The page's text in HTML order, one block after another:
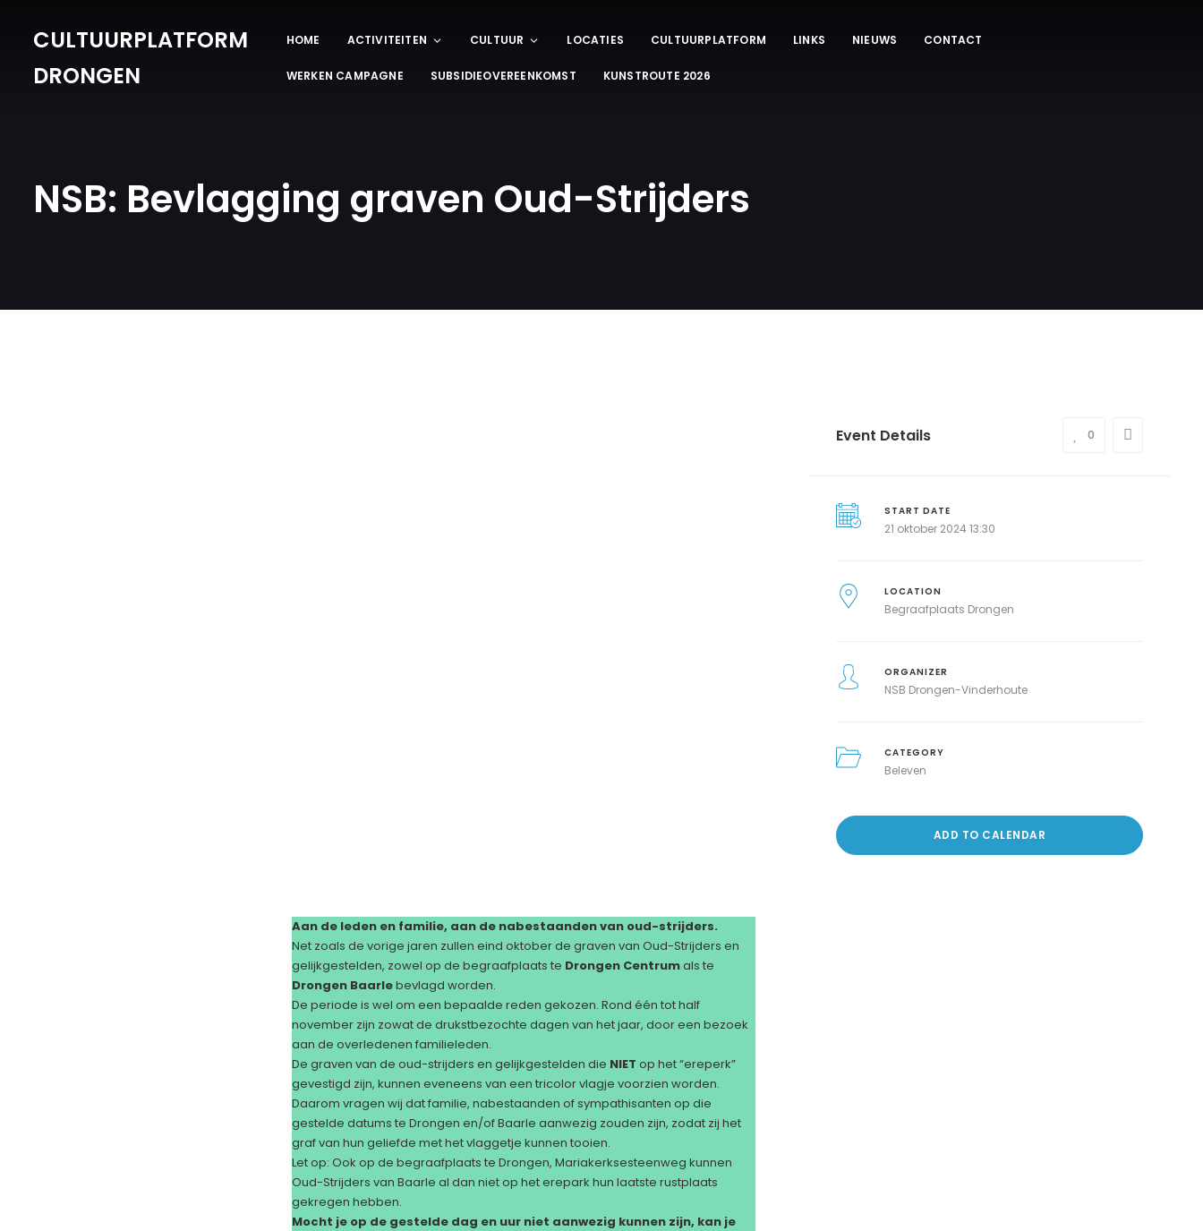
CULTUURPLATFORM
DRONGEN
HOME ACTIVITEITEN CULTUUR LOCATIES CULTUURPLATFORM LINKS NIEUWS CONTACT
WERKEN CAMPAGNE SUBSIDIEOVEREENKOMST KUNSTROUTE 2026
NSB: Bevlagging graven Oud-Strijders
Aan de leden en familie, aan de nabestaanden van oud-strijders.
Net zoals de vorige jaren zullen eind oktober de graven van Oud-Strijders en
gelijkgestelden, zowel op de begraafplaats te Drongen Centrumals te
Drongen Baarlebevlagd worden.
De periode is wel om een bepaalde reden gekozen. Rond één tot half
november zijn zowat de drukstbezochte dagen van het jaar, door een bezoek
aan de overledenen familieleden.
De graven van de oud-strijders en gelijkgestelden die NIET op het “ereperk”
gevestigd zijn, kunnen eveneens van een tricolor vlagje voorzien worden.
Daarom vragen wij dat familie, nabestaanden of sympathisanten op die
gestelde datums te Drongen en/of Baarle aanwezig zouden zijn, zodat zij het
graf van hun geliefde met het vlaggetje kunnen tooien.
Let op: Ook op de begraafplaats te Drongen, Mariakerksesteenweg kunnen
Oud-Strijders van Baarle al dan niet op het erepark hun laatste rustplaats
gekregen hebben.
Mocht je op de gestelde dag en uur niet aanwezig kunnen zijn, kan je
Event Details 0
START DATE
21 oktober 2024 13:30
LOCATION
Begraafplaats Drongen
ORGANIZER
NSB Drongen-Vinderhoute
CATEGORY
Beleven
ADD TO CALENDAR